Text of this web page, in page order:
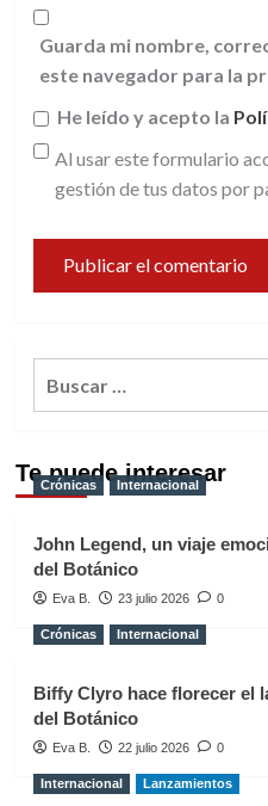
Guarda mi nombre,
este navegador para la
He leído y acepto la
Al usar este formulario
gestión de tus datos por
Te puede interesar
Crónicas Internacional
John Legend, un viaje
del Botánico
Eva B. 23 julio 2026 0
Crónicas Internacional
Biffy Clyro hace florecer el
del Botánico
Eva B. 22 julio 2026 0
Internacional Lanzamientos